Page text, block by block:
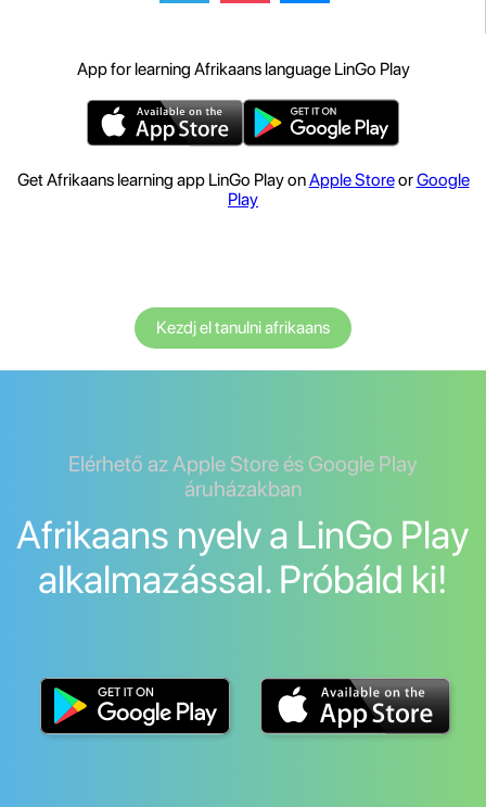
App for learning Afrikaans language LinGo Play
Get Afrikaans learning app LinGo Play onApple StoreorGoogle
Play
Kezdj el tanulni afrikaans
Elérhető az Apple Store és Google Play
áruházakban
Afrikaans nyelv a LinGo Play
alkalmazással. Próbáld ki!